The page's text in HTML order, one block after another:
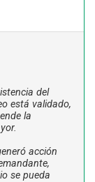
del
está validado,
la
acción
se pueda